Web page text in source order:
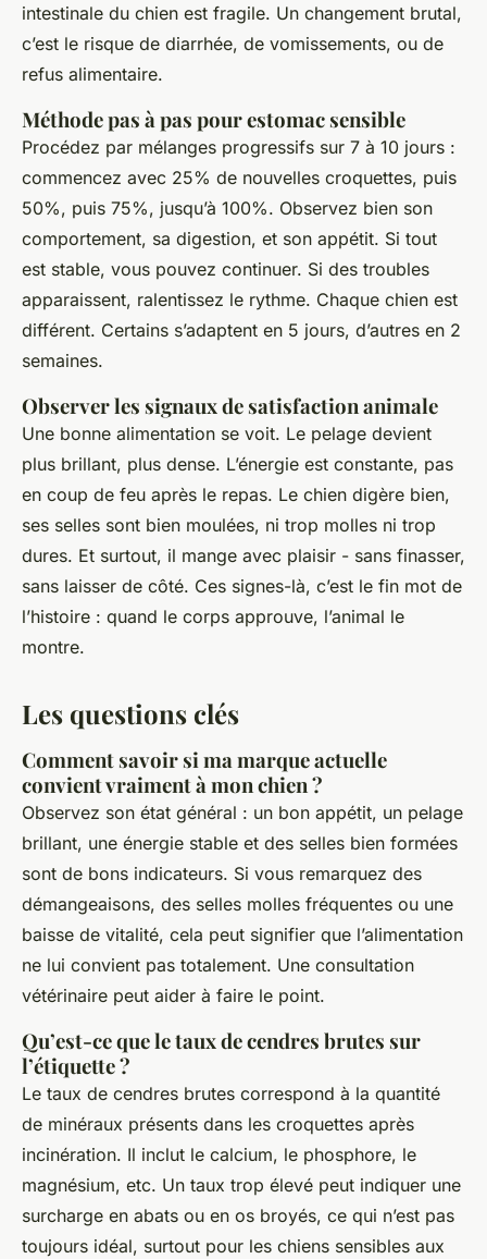
intestinale du chien est fragile. Un changement brutal,
c’est le risque de diarrhée, de vomissements, ou de
refus alimentaire.
Méthode pas à pas pour estomac sensible
Procédez par mélanges progressifs sur 7 à 10 jours :
commencez avec 25% de nouvelles croquettes, puis
50%, puis 75%, jusqu’à 100%. Observez bien son
comportement, sa digestion, et son appétit. Si tout
est stable, vous pouvez continuer. Si des troubles
apparaissent, ralentissez le rythme. Chaque chien est
différent. Certains s’adaptent en 5 jours, d’autres en 2
semaines.
Observer les signaux de satisfaction animale
Une bonne alimentation se voit. Le pelage devient
plus brillant, plus dense. L’énergie est constante, pas
en coup de feu après le repas. Le chien digère bien,
ses selles sont bien moulées, ni trop molles ni trop
dures. Et surtout, il mange avec plaisir - sans finasser,
sans laisser de côté. Ces signes-là, c’est le fin mot de
l’histoire : quand le corps approuve, l’animal le
montre.
Les questions clés
Comment savoir si ma marque actuelle
convient vraiment à mon chien ?
Observez son état général : un bon appétit, un pelage
brillant, une énergie stable et des selles bien formées
sont de bons indicateurs. Si vous remarquez des
démangeaisons, des selles molles fréquentes ou une
baisse de vitalité, cela peut signifier que l’alimentation
ne lui convient pas totalement. Une consultation
vétérinaire peut aider à faire le point.
Qu’est-ce que le taux de cendres brutes sur
l’étiquette ?
Le taux de cendres brutes correspond à la quantité
de minéraux présents dans les croquettes après
incinération. Il inclut le calcium, le phosphore, le
magnésium, etc. Un taux trop élevé peut indiquer une
surcharge en abats ou en os broyés, ce qui n’est pas
toujours idéal, surtout pour les chiens sensibles aux